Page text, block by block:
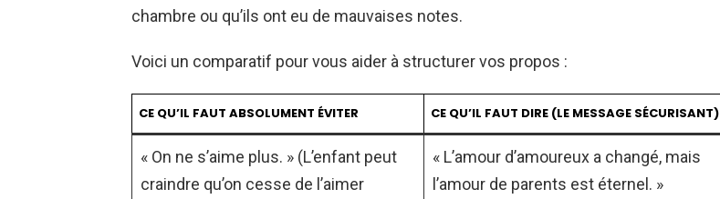
chambre ou qu’ils ont eu de mauvaises notes.
Voici un comparatif pour vous aider à structurer vos propos :
CE QU’IL FAUT ABSOLUMENT ÉVITER CE QU’IL FAUT DIRE (LE MESSAGE SÉCURISANT)
« On ne s’aime plus. » (L’enfant peut
craindre qu’on cesse de l’aimer
« L’amour d’amoureux a changé, mais
l’amour de parents est éternel. »